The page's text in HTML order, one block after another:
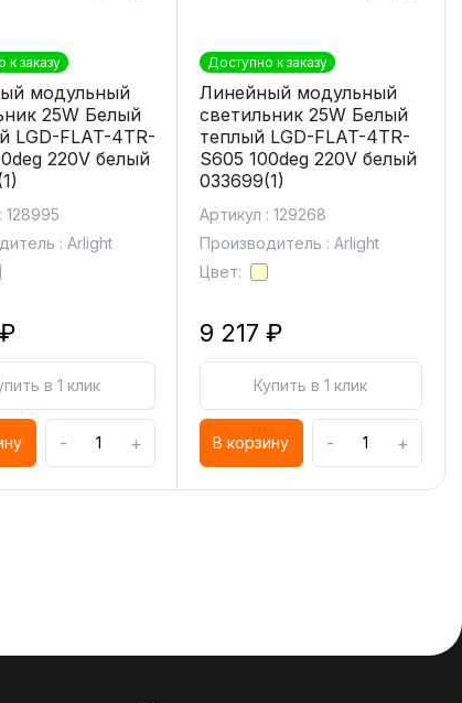
к заказу
модульный
25W Белый
LGD-FLAT-4TR-
220V белый
128995
: Arlight
в 1 клик
- +
Доступно к заказу
Линейный модульный
светильник 25W Белый
теплый LGD-FLAT-4TR-
S605 100deg 220V белый
033699(1)
Артикул : 129268
Производитель : Arlight
Цвет:
9 217 ₽
Купить в 1 клик
В корзину - +